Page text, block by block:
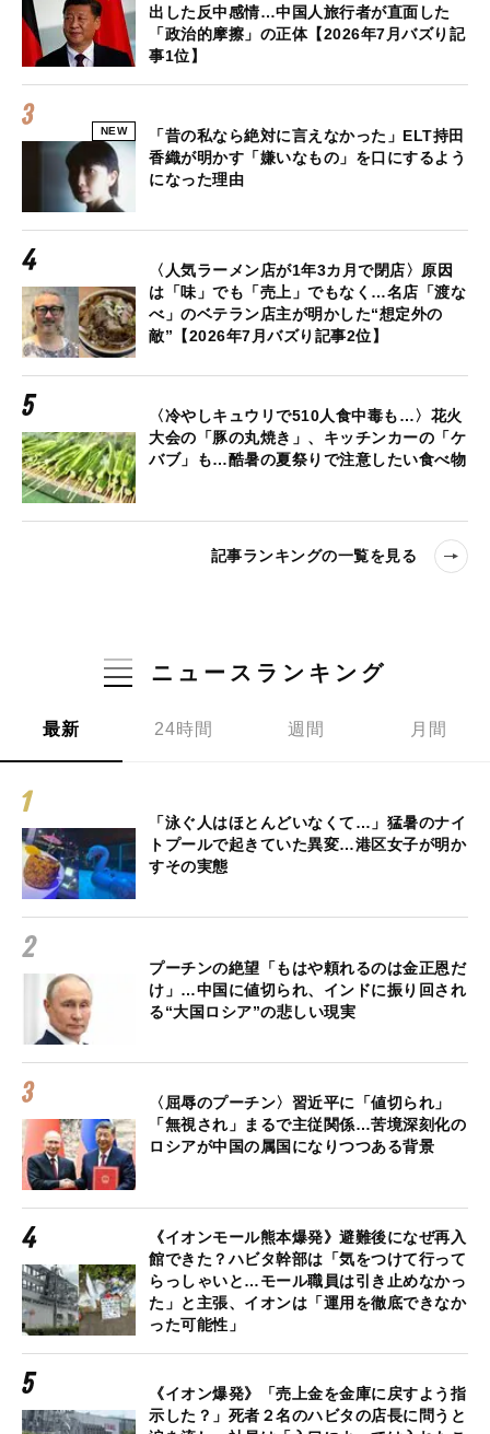
出した反中感情…中国人旅行者が直面した
「政治的摩擦」の正体【2026年7月バズり記
事1位】
NEW
「昔の私なら絶対に言えなかった」ELT持田
香織が明かす「嫌いなもの」を口にするよう
になった理由
〈人気ラーメン店が1年3カ月で閉店〉原因
は「味」でも「売上」でもなく…名店「渡な
べ」のベテラン店主が明かした“想定外の
敵”【2026年7月バズり記事2位】
〈冷やしキュウリで510人食中毒も…〉花火
大会の「豚の丸焼き」、キッチンカーの「ケ
バブ」も…酷暑の夏祭りで注意したい食べ物
記事ランキングの一覧を見る
ニュースランキング
最新 24時間 週間 月間
「泳ぐ人はほとんどいなくて…」猛暑のナイ
トプールで起きていた異変…港区女子が明か
すその実態
プーチンの絶望「もはや頼れるのは金正恩だ
け」…中国に値切られ、インドに振り回され
る“大国ロシア”の悲しい現実
〈屈辱のプーチン〉習近平に「値切られ」
「無視され」まるで主従関係…苦境深刻化の
ロシアが中国の属国になりつつある背景
《イオンモール熊本爆発》避難後になぜ再入
館できた？ハビタ幹部は「気をつけて行って
らっしゃいと…モール職員は引き止めなかっ
た」と主張、イオンは「運用を徹底できなか
った可能性」
《イオン爆発》「売上金を金庫に戻すよう指
示した？」死者２名のハビタの店長に問うと